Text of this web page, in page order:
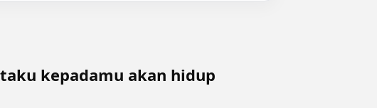
kepadamu akan hidup